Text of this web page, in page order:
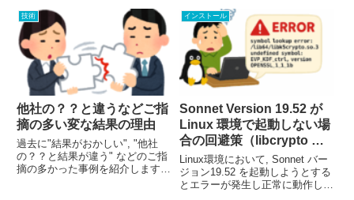
技術
他社の？？と違うなどご指
摘の多い変な結果の理由
過去に"結果がおかしい", "他社
の？？と結果が違う" などのご指
摘の多かった事例を紹介します．
インストール
Sonnet Version 19.52 が
Linux 環境で起動しない場
合の回避策（libcrypto ラ
イブラリの競合）
Linux環境において, Sonnet バー
ジョン19.52 を起動しようとする
とエラーが発生し正常に動作しな